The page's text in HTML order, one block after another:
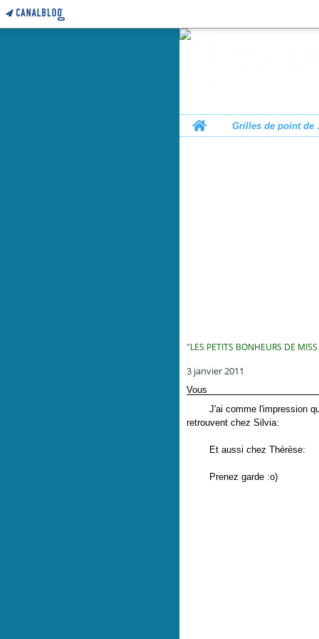
Home
"LES PETITS BONHEURS DE
3 janvier 2011
Vous
J'ai comme l'impression
retrouvent chez Silvia:
Et aussi chez Thérèse:
Prenez garde :o)